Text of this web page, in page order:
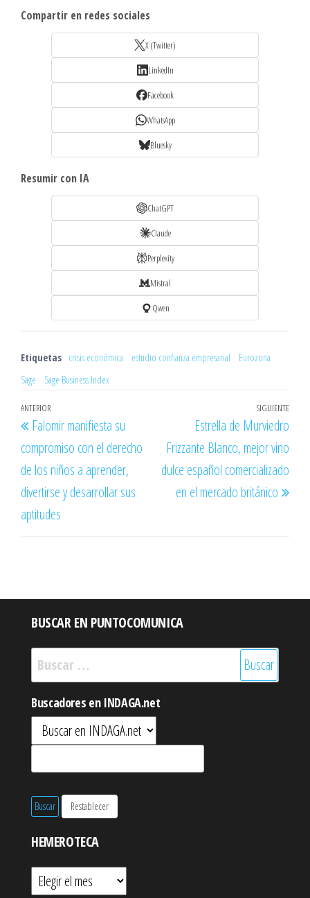
Compartir en redes sociales
X (Twitter)
LinkedIn
Facebook
WhatsApp
Bluesky
Resumir con IA
ChatGPT
Claude
Perplexity
Mistral
Qwen
Etiquetas crisis económica estudio confianza empresarial
Eurozona
Sage
Sage Business Index
Navegación
de
entradas
Entrada
anterior
ANTERIOR
Falomir manifiesta su
compromiso con el derecho
de los niños a aprender,
divertirse y desarrollar sus
aptitudes
SIGUIENTE
Estrella de Murviedro
Frizzante Blanco, mejor vino
dulce español comercializado
en el mercado británico
BUSCAR EN PUNTOCOMUNICA
Buscar:
Buscadores en INDAGA.net
HEMEROTECA
Hemeroteca